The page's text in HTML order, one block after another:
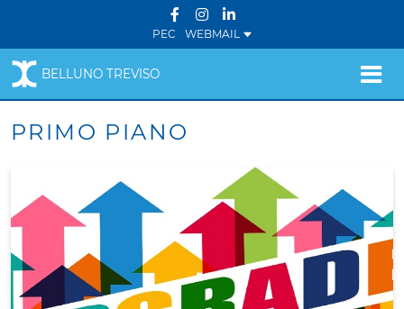
PEC WEBMAIL
BELLUNO TREVISO
PRIMO PIANO